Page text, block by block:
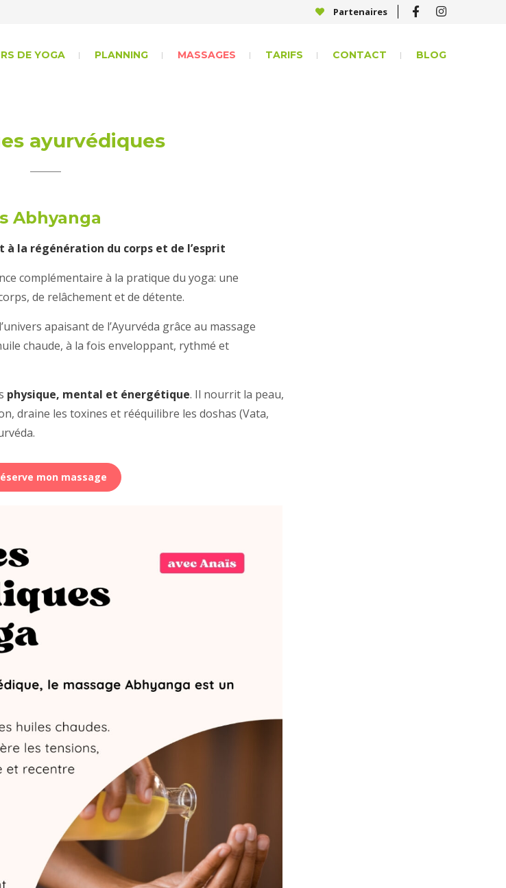
Partenaires
DE YOGA PLANNING MASSAGES TARIFS CONTACT BLOG
ayurvédiques
Abhyanga
la régénération du corps et de l’esprit
complémentaire à la pratique du yoga: une
de relâchement et de détente.
apaisant de l’Ayurvéda grâce au massage
chaude, à la fois enveloppant, rythmé et
physique, mental et énergétique. Il nourrit la peau,
draine les toxines et rééquilibre les doshas (Vata,
mon massage